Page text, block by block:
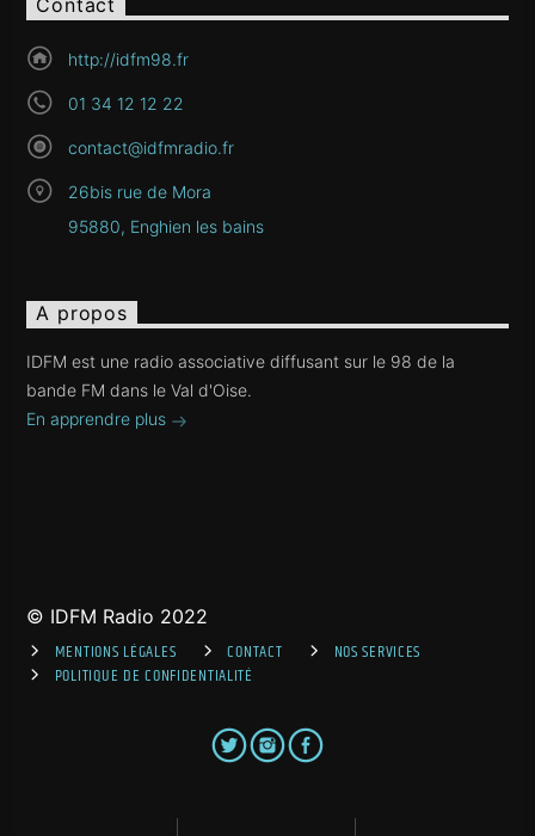
Contact
http://idfm98.fr
01 34 12 12 22
contact@idfmradio.fr
26bis rue de Mora
95880, Enghien les bains
A propos
IDFM est une radio associative diffusant sur le 98 de la
bande FM dans le Val d'Oise.
En apprendre plus
© IDFM Radio 2022
MENTIONS LÉGALES CONTACT
NOS SERVICES
POLITIQUE DE CONFIDENTIALITÉ